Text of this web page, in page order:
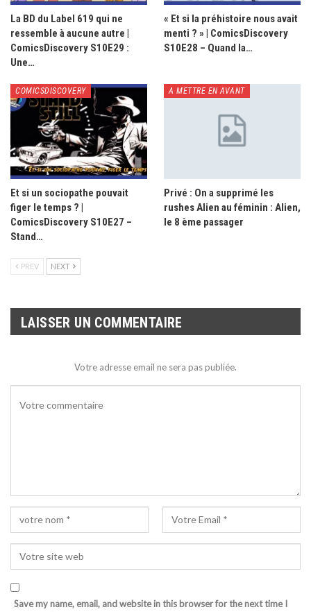
La BD du Label 619 qui ne
ressemble à aucune autre |
ComicsDiscovery S10E29 :
Une…
« Et si la préhistoire nous avait
menti ? » | ComicsDiscovery
S10E28 – Quand la…
COMICSDISCOVERY
Et si un sociopathe pouvait
figer le temps ? |
ComicsDiscovery S10E27 –
Stand…
A METTRE EN AVANT
Privé : On a supprimé les
rushes Alien au féminin : Alien,
le 8 ème passager
PREV NEXT
LAISSER UN COMMENTAIRE
Votre adresse email ne sera pas publiée.
Save my name, email, and website in this browser for the next time I